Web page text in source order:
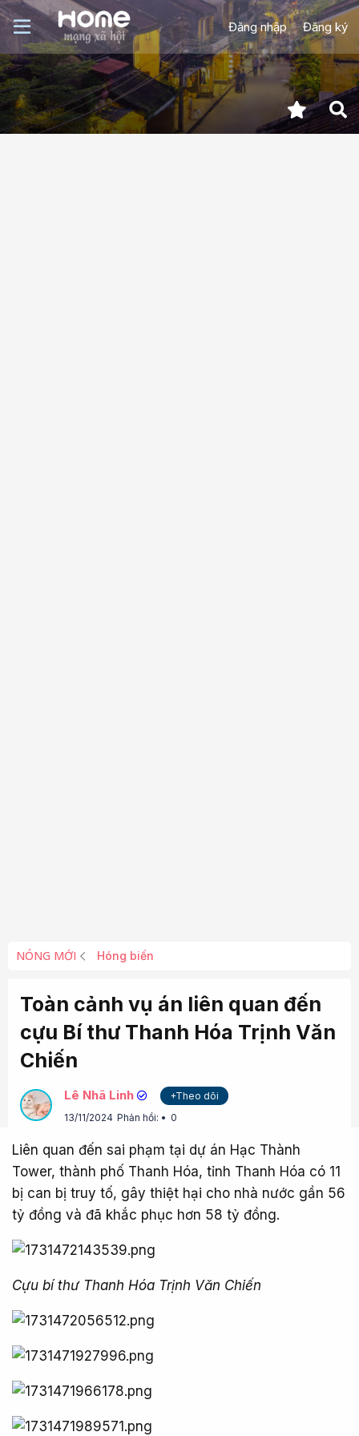
Đăng nhập Đăng ký
NÓNG MỚI Hóng biến
Toàn cảnh vụ án liên quan đến
cựu Bí thư Thanh Hóa Trịnh Văn
Chiến
Lê Nhã Linh
+Theo dõi
13/11/2024 Phản hồi: 0
Liên quan đến sai phạm tại dự án Hạc Thành
Tower, thành phố Thanh Hóa, tỉnh Thanh Hóa có 11
bị can bị truy tố, gây thiệt hại cho nhà nước gần 56
tỷ đồng và đã khắc phục hơn 58 tỷ đồng.
Cựu bí thư Thanh Hóa Trịnh Văn Chiến